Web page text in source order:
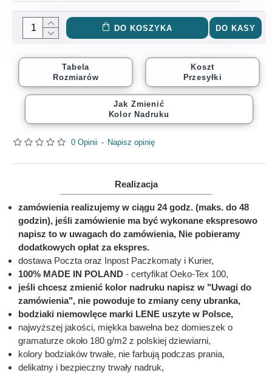
0 Opinii - Napisz opinię
DO KOSZYKA DO KASY
Tabela
Rozmiarów
Koszt
Przesyłki
Jak Zmienić
Kolor Nadruku
Realizacja
zamówienia realizujemy w ciągu 24 godz. (maks. do 48
godzin), jeśli zamówienie ma być wykonane ekspresowo
napisz to w uwagach do zamówienia, Nie pobieramy
dodatkowych opłat za ekspres.
dostawa Poczta oraz Inpost Paczkomaty i Kurier,
100% MADE IN POLAND - certyfikat Oeko-Tex 100,
jeśli chcesz zmienić kolor nadruku napisz w "Uwagi do
zamówienia", nie powoduje to zmiany ceny ubranka,
bodziaki niemowlęce marki LENE uszyte w Polsce,
najwyższej jakości, miękka bawełna bez domieszek o
gramaturze około 180 g/m2 z polskiej dziewiarni,
kolory bodziaków trwałe, nie farbują podczas prania,
delikatny i bezpieczny trwały nadruk,